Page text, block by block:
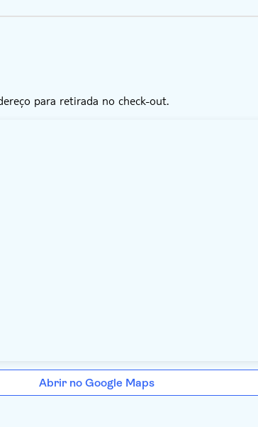
para retirada no check-out.
Abrir no Google Maps